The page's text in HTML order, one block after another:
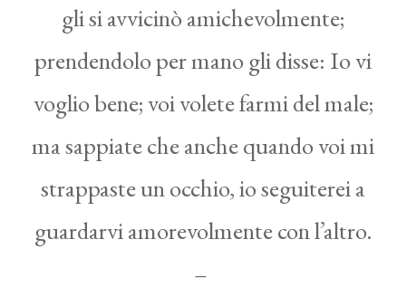
gli si avvicinò amichevolmente;
prendendolo per mano gli disse: Io vi
voglio bene; voi volete farmi del male;
ma sappiate che anche quando voi mi
strappaste un occhio, io seguiterei a
guardarvi amorevolmente con l’altro.
–